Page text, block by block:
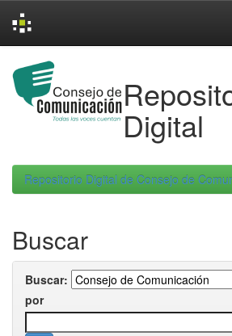
navigation
Digital
Repositorio Digital de Consejo de
Buscar
Buscar:
por